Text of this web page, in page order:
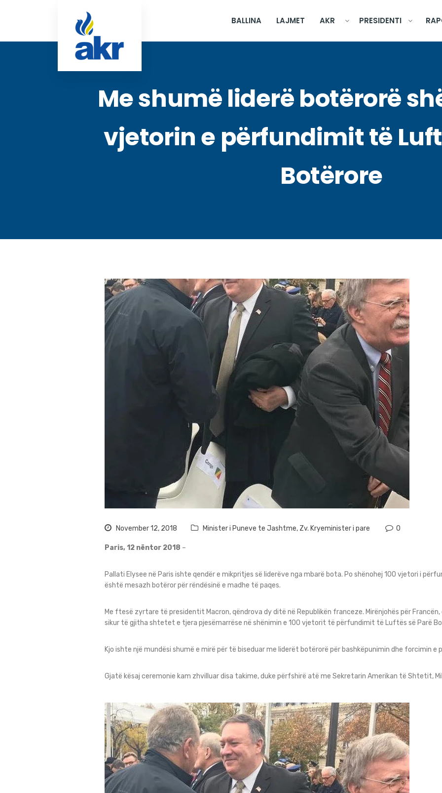
BALLINA LAJMET AKR PRESIDENTI
Me shumë liderë botërorë
vjetorin e përfundimit të
Botërore
November 12, 2018 Minister i Puneve te Jashtme, Zv. Kryeminister i pare 0
Paris, 12 nëntor 2018 –
Pallati Elysee në Paris ishte qendër e mikpritjes së liderëve nga mbarë bota. Po shënohej 100 vjetori i
është mesazh botëror për rëndësinë e madhe të paqes.
Me ftesë zyrtare të presidentit Macron, qëndrova dy ditë në Republikën franceze. Mirënjohës për Francën,
sikur të gjitha shtetet e tjera pjesëmarrëse në shënimin e 100 vjetorit të përfundimit të Luftës së Parë
Kjo ishte një mundësi shumë e mirë për të biseduar me liderët botërorë për bashkëpunimin dhe forcimin e
Gjatë kësaj ceremonie kam zhvilluar disa takime, duke përfshirë atë me Sekretarin Amerikan të Shtetit,